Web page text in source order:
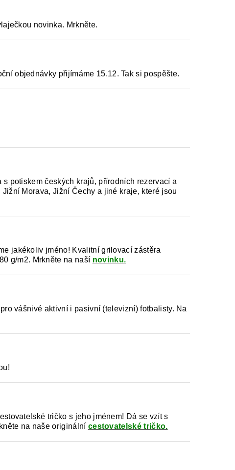
novinka. Mrkněte.
objednávky přijímáme 15.12. Tak si pospěšte.
potiskem českých krajů, přírodních rezervací a
Morava, Jižní Čechy a jiné kraje, které jsou
jakékoliv jméno! Kvalitní grilovací zástěra
g/m2. Mrkněte na naší novinku.
vášnivé aktivní i pasivní (televizní) fotbalisty. Na
tričko s jeho jménem! Dá se vzít s
na naše originální cestovatelské tričko.